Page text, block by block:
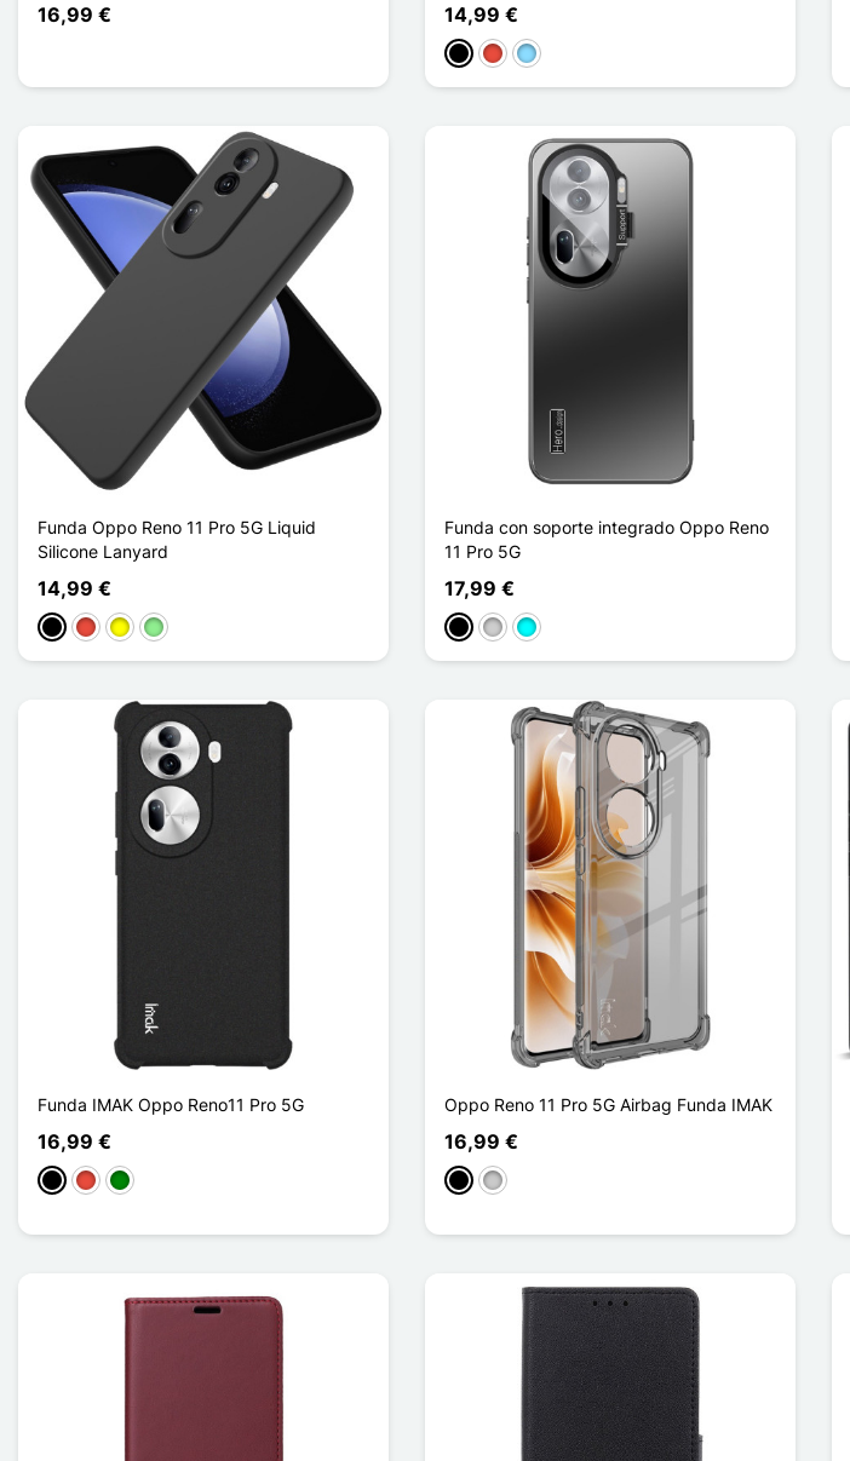
16,99 € 14,99 €
NegroRojoAzul claro
Funda Oppo Reno 11 Pro 5G Liquid
Silicone Lanyard
14,99 €
NegroRojoAmarilloVerde claro
Funda con soporte integrado Oppo Reno
11 Pro 5G
17,99 €
NegroPlataCian
Funda IMAK Oppo Reno11 Pro 5G
16,99 €
NegroRojoVerde
Oppo Reno 11 Pro 5G Airbag Funda IMAK
16,99 €
NegroTransparente